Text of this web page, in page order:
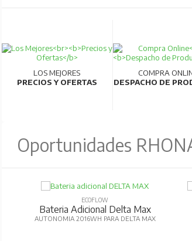
LOS MEJORES
PRECIOS Y OFERTAS
COMPRA
DESPACHO DE
Oportunidades
ECOFLOW
Bateria Adicional Delta Max
AUTONOMIA 2016WH PARA DELTA MAX